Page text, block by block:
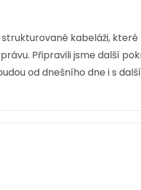
ks
kabeláži,
Připravili jsme další
od dnešního dne i s